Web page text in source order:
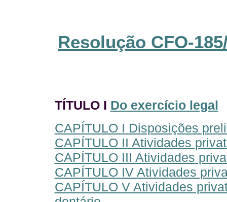
Resolução CFO-
TÍTULO I Do exercício legal
CAPÍTULO I Disposições
CAPÍTULO II Atividades
CAPÍTULO III Atividades
CAPÍTULO IV Atividades
CAPÍTULO V Atividades